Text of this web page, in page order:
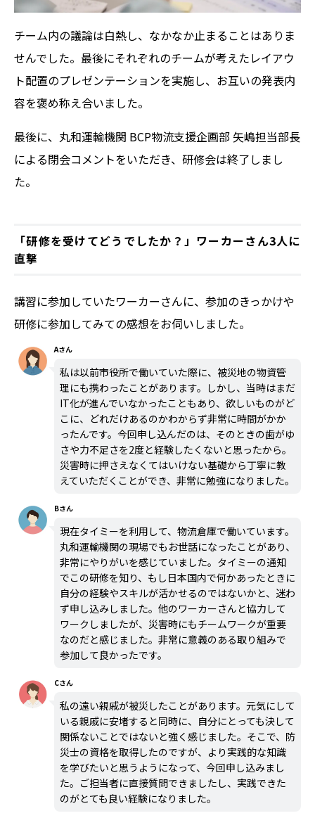
チーム内の議論は白熱し、なかなか止まることはありま
せんでした。最後にそれぞれのチームが考えたレイアウ
ト配置のプレゼンテーションを実施し、お互いの発表内
容を褒め称え合いました。
最後に、丸和運輸機関 BCP物流支援企画部 矢嶋担当部長
による閉会コメントをいただき、研修会は終了しまし
た。
「研修を受けてどうでしたか？」ワーカーさん3人に
直撃
講習に参加していたワーカーさんに、参加のきっかけや
研修に参加してみての感想をお伺いしました。
Aさん
私は以前市役所で働いていた際に、被災地の物資管
理にも携わったことがあります。しかし、当時はまだ
IT化が進んでいなかったこともあり、欲しいものがど
こに、どれだけあるのかわからず非常に時間がかか
ったんです。今回申し込んだのは、そのときの歯がゆ
さや力不足さを2度と経験したくないと思ったから。
災害時に押さえなくてはいけない基礎から丁寧に教
えていただくことができ、非常に勉強になりました。
Bさん
現在タイミーを利用して、物流倉庫で働いています。
丸和運輸機関の現場でもお世話になったことがあり、
非常にやりがいを感じていました。タイミーの通知
でこの研修を知り、もし日本国内で何かあったときに
自分の経験やスキルが活かせるのではないかと、迷わ
ず申し込みしました。他のワーカーさんと協力して
ワークしましたが、災害時にもチームワークが重要
なのだと感じました。非常に意義のある取り組みで
参加して良かったです。
Cさん
私の遠い親戚が被災したことがあります。元気にして
いる親戚に安堵すると同時に、自分にとっても決して
関係ないことではないと強く感じました。そこで、防
災士の資格を取得したのですが、より実践的な知識
を学びたいと思うようになって、今回申し込みまし
た。ご担当者に直接質問できましたし、実践できた
のがとても良い経験になりました。